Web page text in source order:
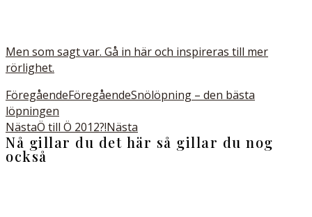
Men som sagt var. Gå in här och inspireras till mer
rörlighet.
FöregåendeFöregåendeSnölöpning – den bästa
löpningen
NästaÖ till Ö 2012?!Nästa
Nå gillar du det här så gillar du nog
också